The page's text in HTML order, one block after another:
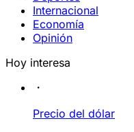
Internacional
Economía
Opinión
Hoy interesa
Precio del dólar